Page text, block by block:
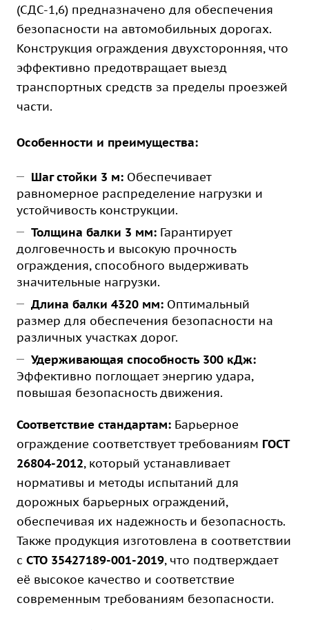
(СДС-1,6) предназначено для обеспечения
безопасности на автомобильных дорогах.
Конструкция ограждения двухсторонняя, что
эффективно предотвращает выезд
транспортных средств за пределы проезжей
части.
Особенности и преимущества:
Шаг стойки 3 м: Обеспечивает
равномерное распределение нагрузки и
устойчивость конструкции.
Толщина балки 3 мм: Гарантирует
долговечность и высокую прочность
ограждения, способного выдерживать
значительные нагрузки.
Длина балки 4320 мм: Оптимальный
размер для обеспечения безопасности на
различных участках дорог.
Удерживающая способность 300 кДж:
Эффективно поглощает энергию удара,
повышая безопасность движения.
Соответствие стандартам: Барьерное
ограждение соответствует требованиям ГОСТ
26804-2012, который устанавливает
нормативы и методы испытаний для
дорожных барьерных ограждений,
обеспечивая их надежность и безопасность.
Также продукция изготовлена в соответствии
с СТО 35427189-001-2019, что подтверждает
её высокое качество и соответствие
современным требованиям безопасности.